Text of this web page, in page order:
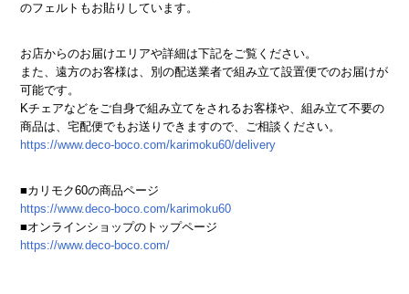
のフェルトもお貼りしています。
お店からのお届けエリアや詳細は下記をご覧ください。
また、遠方のお客様は、別の配送業者で組み立て設置便でのお届けが
可能です。
Kチェアなどをご自身で組み立てをされるお客様や、組み立て不要の
商品は、宅配便でもお送りできますので、ご相談ください。
https://www.deco-boco.com/karimoku60/delivery
■カリモク60の商品ページ
https://www.deco-boco.com/karimoku60
■オンラインショップのトップページ
https://www.deco-boco.com/